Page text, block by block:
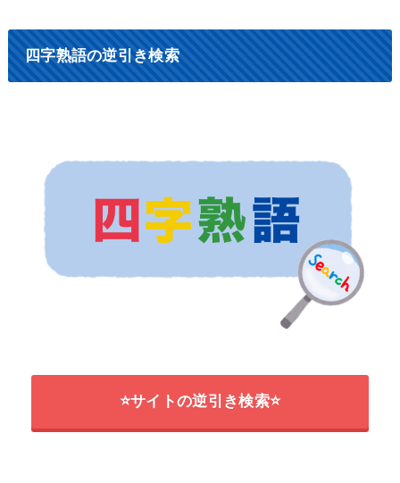
四字熟語の逆引き検索
⭐サイトの逆引き検索⭐